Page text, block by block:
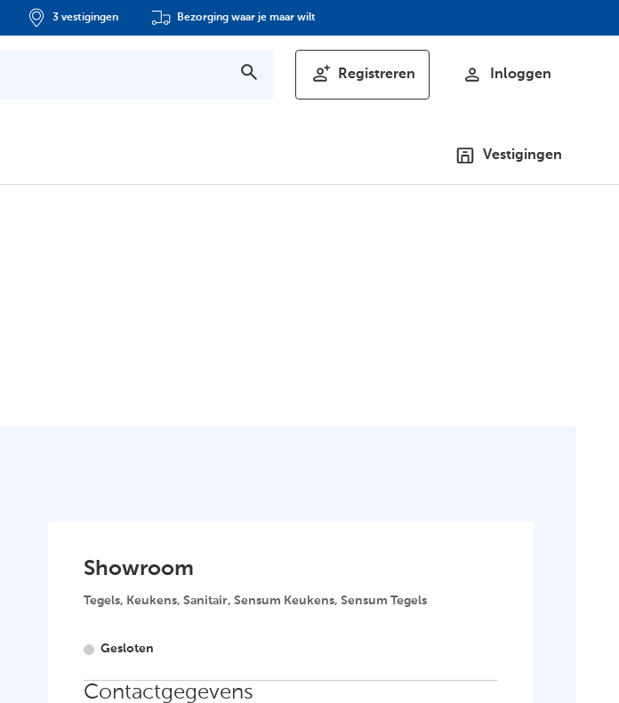
3 vestigingen Bezorging waar je maar wilt
Registreren Inloggen
Vestigingen
Showroom
Tegels, Keukens, Sanitair, Sensum Keukens, Sensum Tegels
Gesloten
Contactgegevens